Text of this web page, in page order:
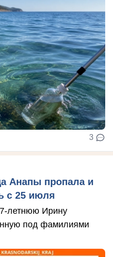
3
Анапы пропала и
с 25 июля
летнюю Ирину
под фамилиями